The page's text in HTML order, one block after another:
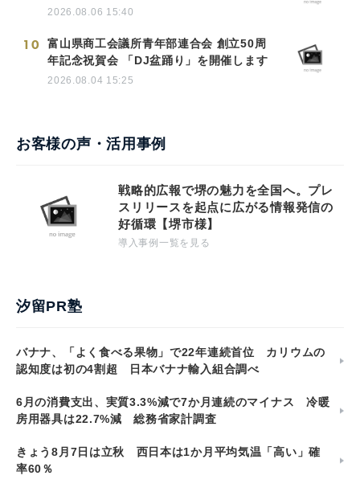
2026.08.06 15:40
10
富山県商工会議所青年部連合会 創立50周
年記念祝賀会 「DJ盆踊り」を開催します
2026.08.04 15:25
お客様の声・活用事例
戦略的広報で堺の魅力を全国へ。プレ
スリリースを起点に広がる情報発信の
好循環【堺市様】
導入事例一覧を見る
汐留PR塾
バナナ、「よく食べる果物」で22年連続首位 カリウムの
認知度は初の4割超 日本バナナ輸入組合調べ
6月の消費支出、実質3.3%減で7か月連続のマイナス 冷暖
房用器具は22.7%減 総務省家計調査
きょう8月7日は立秋 西日本は1か月平均気温「高い」確
率60％